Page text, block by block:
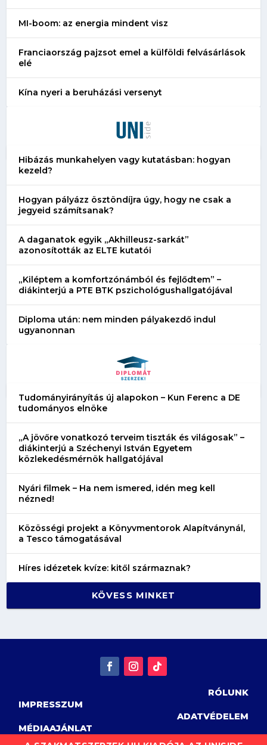
MI-boom: az energia mindent visz
Franciaország pajzsot emel a külföldi felvásárlások
elé
Kína nyeri a beruházási versenyt
Hibázás munkahelyen vagy kutatásban: hogyan
kezeld?
Hogyan pályázz ösztöndíjra úgy, hogy ne csak a
jegyeid számítsanak?
A daganatok egyik „Akhilleusz-sarkát”
azonosították az ELTE kutatói
„Kiléptem a komfortzónámból és fejlődtem” –
diákinterjú a PTE BTK pszichológushallgatójával
Diploma után: nem minden pályakezdő indul
ugyanonnan
Tudományirányítás új alapokon – Kun Ferenc a DE
tudományos elnöke
„A jövőre vonatkozó terveim tiszták és világosak” –
diákinterjú a Széchenyi István Egyetem
közlekedésmérnök hallgatójával
Nyári filmek – Ha nem ismered, idén meg kell
nézned!
Közösségi projekt a Könyvmentorok Alapítványnál,
a Tesco támogatásával
Híres idézetek kvíze: kitől származnak?
KÖVESS MINKET
RÓLUNK
IMPRESSZUM
ADATVÉDELEM
MÉDIAAJÁNLAT